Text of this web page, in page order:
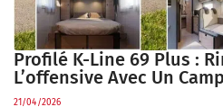
Profilé K-Line 69 Plus :
L’offensive Avec Un
21/04/2026